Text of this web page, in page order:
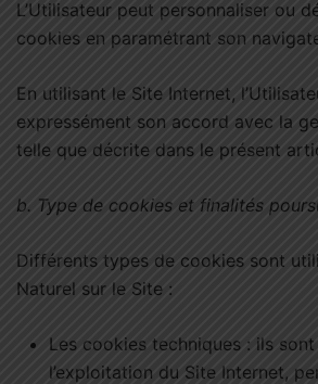
L’Utilisateur peut personnaliser ou
cookies en paramétrant son
En utilisant le Site Internet,
expressément son accord avec la
telle que décrite dans le présent
b. Type de cookies et finalités
Différents types de cookies sont
Naturel sur le Site :
Les cookies techniques : ils
l’exploitation du Site Internet,